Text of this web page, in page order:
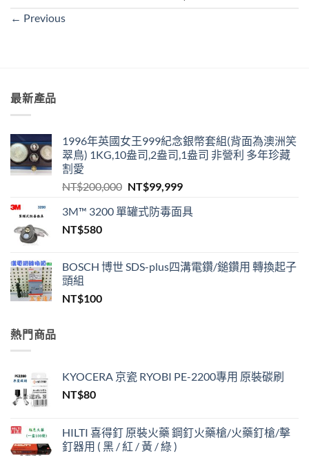
← Previous
最新產品
1996年英國女王999紀念銀幣套組(背面為澳洲笑
翠鳥) 1KG,10盎司,2盎司,1盎司 非營利 多年珍藏
割愛
NT$200,000 原
價
NT$99,999目
價
3M™ 3200 單罐式防毒面具
NT$580
BOSCH 博世 SDS-plus四溝電鑽/鎚鑽用 轉換起子
頭組
NT$100
熱門商品
KYOCERA 京瓷 RYOBI PE-2200專用 原裝碳刷
NT$80
HILTI 喜得釘 原裝火藥 鋼釘火藥槍/火藥釘槍/擊
釘器用 ( 黑 / 紅 / 黃 / 綠 )